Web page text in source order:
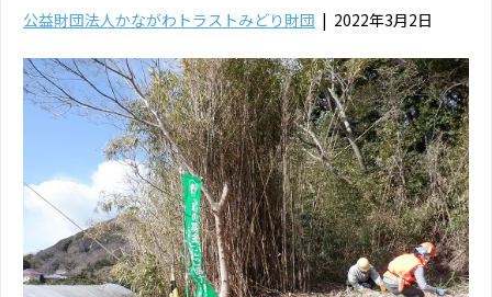
公益財団法人かながわトラストみどり財団 | 2022年3月2日